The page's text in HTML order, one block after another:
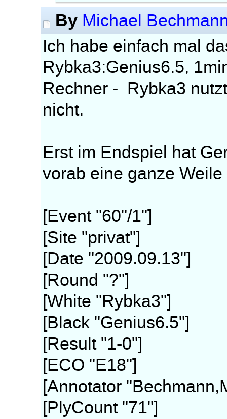
By Michael
Ich habe einfach mal
Rybka3:Genius6.5,
Rechner - Rybka3
nicht.
Erst im Endspiel hat
vorab eine ganze
[Event "60"/1"]
[Site "privat"]
[Date "2009.09.13"]
[Round "?"]
[White "Rybka3"]
[Black "Genius6.5"]
[Result "1-0"]
[ECO "E18"]
[Annotator
[PlyCount "71"]